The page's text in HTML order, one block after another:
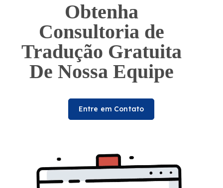
Obtenha
Consultoria de
Tradução Gratuita
De Nossa Equipe
Entre em Contato